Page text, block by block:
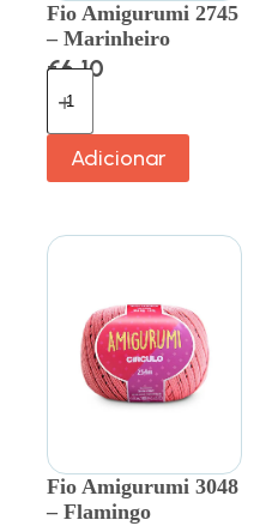
Fio Amigurumi 2745
– Marinheiro
€6.10
Adicionar
Fio Amigurumi 3048
– Flamingo